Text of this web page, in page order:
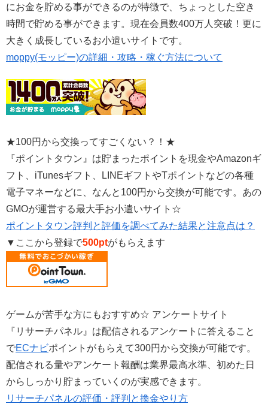
にお金を貯める事ができるのが特徴で、ちょっとした空き
時間で貯める事ができます。現在会員数400万人突破！更に
大きく成長しているお小遣いサイトです。
moppy(モッピー)の詳細・攻略・稼ぐ方法について
★100円から交換ってすごくない？！★
『ポイントタウン』は貯まったポイントを現金やAmazonギ
フト、iTunesギフト、LINEギフトやTポイントなどの各種
電子マネーなどに、なんと100円から交換が可能です。あの
GMOが運営する最大手お小遣いサイト☆
ポイントタウン評判と評価を調べてみた結果と注意点は？
▼ここから登録で500ptがもらえます
ゲームが苦手な方にもおすすめ☆ アンケートサイト
『リサーチパネル』は配信されるアンケートに答えること
でECナビポイントがもらえて300円から交換が可能です。
配信される量やアンケート報酬は業界最高水準、初めた日
からしっかり貯まっていくのが実感できます。
リサーチパネルの評価・評判と換金やり方